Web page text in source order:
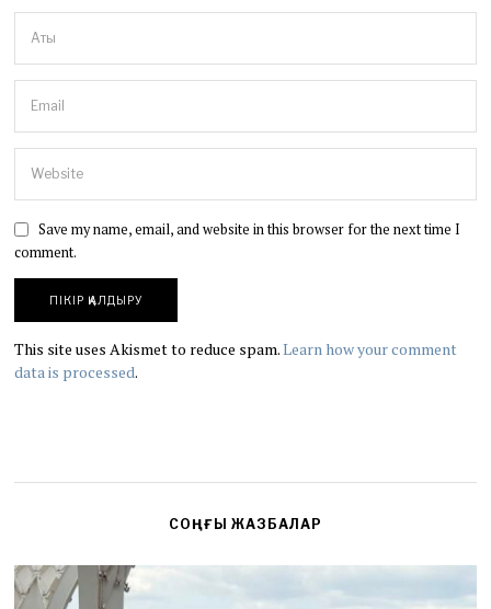
Save my name, email, and website in this browser for the next time I
comment.
This site uses Akismet to reduce spam.Learn how your comment
data is processed.
СОҢҒЫ ЖАЗБАЛАР